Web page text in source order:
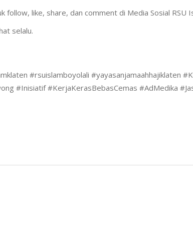
follow, like, share, dan comment di Media Sosial RSU
selalu.
#rsuislamboyolali #yayasanjamaahhajiklaten
#Inisiatif #KerjaKerasBebasCemas #AdMedika